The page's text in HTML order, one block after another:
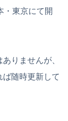
・東京にて開
りませんが、
随時更新して